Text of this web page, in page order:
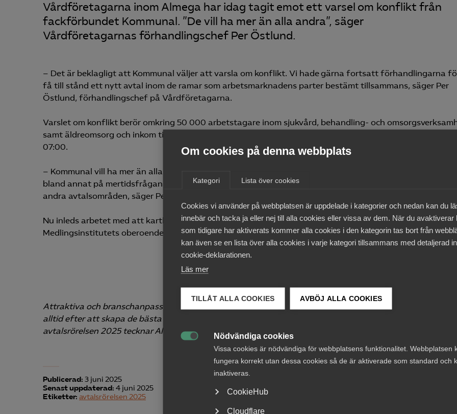
Om cookies på denna webbplats
Kategori Lista över cookies
Cookies vi använder på webbplatsen är uppdelade i kategorier och nedan kan du
innebär och tacka ja eller nej till alla cookies eller vissa av dem. När du avaktiverar
som tidigare har aktiverats kommer alla cookies i den kategorin tas bort från
kan även se en lista över alla cookies i varje kategori tillsammans med detaljerad
cookie-deklarationen.
Läs mer
TILLÅT ALLA COOKIES AVBÖJ ALLA COOKIES
Nödvändiga cookies
Vissa cookies är nödvändiga för webbplatsens funktionalitet. Webbplatsen
fungera korrekt utan dessa cookies så de är aktiverade som standard och
inaktiveras.
CookieHub
Cloudflare
Vårdföretagarna inom Almega har idag tagit emot ett varsel om konflikt från
fackförbundet Kommunal. ”De vill ha mer än alla andra”, säger
Vårdföretagarnas förhandlingschef Per Östlund.
– Det är beklagligt att Kommunal väljer att varsla om konflikt. Vi hade gärna fortsatt förhandlingarna
få till stånd ett nytt avtal inom de ramar som arbetsmarknadens parter bestämt tillsammans, säger Per
Östlund, förhandlingschef på Vårdföretagarna.
Varslet om konflikt berör omkring 50 000 arbetstagare inom sjukvård, behandling- och
samt äldreomsorg och inkom till Almega i dag den 3 juni. Stridsåtgärderna kommer träda i kraft den 16 juni
07:00.
– Kommunal vill ha mer än alla andra på svensk arbetsmarknad. Vi har ansträngt oss för att hitta
bland annat på mertidsfrågan, men tyvärr, Kommunal accepterar inte de lösningar som fungerat på alla
andra avtalsområden, säger Per Östlund.
Nu inleds arbetet med att kartlägga effekterna av en eventuellt utbruten konflikt, samtidigt som
Medlingsinstitutets oberoende medlare tar över processen.
Attraktiva och branschanpassade villkor är avgörande för tjänstesektorns framgång och Almega strävar
alltid efter att skapa de bästa förutsättningarna för både arbetsgivare och medarbetare. Under
avtalsrörelsen 2025 tecknar Almega sammanlagt 125 avtal, flest av alla arbetsgivarorganisationer.
Publicerad: 3 juni 2025
Senast uppdaterad: 4 juni 2025
Etiketter: avtalsrörelsen 2025